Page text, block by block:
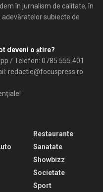
în jurnalism de calitate, în
subiecte de
deveni o ştire?
/ Telefon: 0785.555.401
redactie@focuspress.ro
Restaurante
Sanatate
Showbizz
Societate
Sport